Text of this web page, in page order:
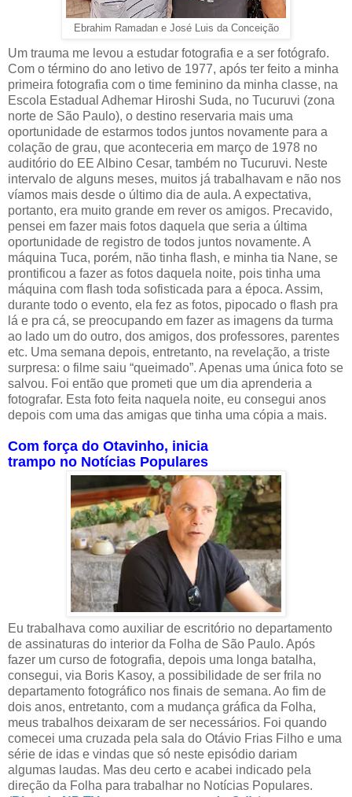
Ebrahim Ramadan e José Luis da Conceição
Um trauma me levou a estudar fotografia e a ser fotógrafo.
Com o término do ano letivo de 1977, após ter feito a minha
primeira fotografia com o time feminino da minha classe, na
Escola Estadual Adhemar Hiroshi Suda, no Tucuruvi (zona
norte de São Paulo), o destino reservaria mais uma
oportunidade de estarmos todos juntos novamente para a
colação de grau, que aconteceria em março de 1978 no
auditório do EE Albino Cesar, também no Tucuruvi. Neste
intervalo de alguns meses, muitos já trabalhavam e não nos
víamos mais desde o último dia de aula. A expectativa,
portanto, era muito grande em rever os amigos. Precavido,
pensei em fazer mais fotos daquela que seria a última
oportunidade de registro de todos juntos novamente. A
máquina Tuca, porém, não tinha flash, e minha tia Nane, se
prontificou a fazer as fotos daquela noite, pois tinha uma
máquina com flash toda sofisticada para a época. Assim,
durante todo o evento, ela fez as fotos, pipocado o flash pra
lá e pra cá, se preocupando em fazer as imagens da turma
ao lado um do outro, dos amigos, dos professores, parentes
etc. Uma semana depois, entretanto, na revelação, a triste
surpresa: o filme saiu “queimado”. Apenas uma única foto se
salvou. Foi então que prometi que um dia aprenderia a
fotografar. Esta foto feita naquela noite, eu consegui anos
depois com uma das amigas que tinha uma cópia a mais.
Com força do Otavinho, inicia
trampo no Notícias Populares
Eu trabalhava como auxiliar de escritório no departamento
de assinaturas do interior da Folha de São Paulo. Após
fazer um curso de fotografia, depois uma longa batalha,
consegui, via Boris Kasoy, a possibilidade de ser frila no
departamento fotográfico nos finais de semana. Ao fim de
dois anos, entretanto, com a mudança gráfica da Folha,
meus trabalhos deixaram de ser necessários. Foi quando
comecei uma cruzada pela sala do Otávio Frias Filho e uma
série de idas e vindas que só neste episódio dariam
algumas laudas. Mas deu certo e acabei indicado pela
direção da Folha para trabalhar no Notícias Populares.